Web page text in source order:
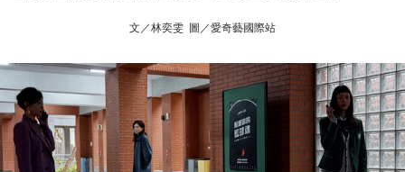
文／林奕雯 圖／愛奇藝國際站